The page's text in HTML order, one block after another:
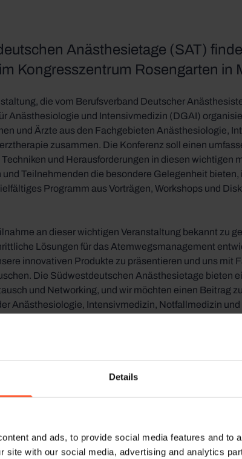
Details
and ads, to provide social media features and to
site with our social media, advertising and analytics
X
kopieren
Anästhesietage (SAT)
Kongresszentrum Rosengarten in
die vom Berufsverband Deutscher
Anästhesiologie und Intensivmedizin (DGAI)
und Ärzte aus den Fachgebieten Anästhesiologie,
zusammen. Die Konferenz soll einen
und Herausforderungen in diesen wichtigen
Teilnehmenden die besondere Gelegenheit bieten,
Programm aus Vorträgen, Workshops und
an dieser wichtigen Veranstaltung bekannt zu
Lösungen für das Atemwegsmanagement
innovativen Produkte zu präsentieren und uns mit
Die Südwestdeutschen Anästhesietage bieten
und Networking, und wir möchten einen Beitrag
Anästhesiologie, Intensivmedizin, Notfallmedizin
basierenden Tools für das
die Patientensicherheit und die klinischen
Veranstaltung zu sein und gemeinsam mit
und angrenzender Fachgebiete zu gestalten.